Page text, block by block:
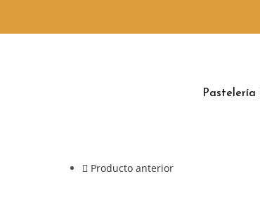
Pastelería
Producto anterior